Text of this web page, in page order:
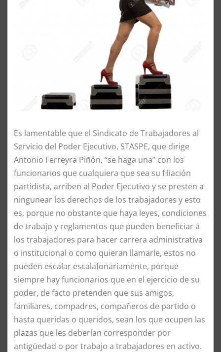
Es lamentable que el Sindicato de Trabajadores al
Servicio del Poder Ejecutivo, STASPE, que dirige
Antonio Ferreyra Piñón, “se haga una” con los
funcionarios que cualquiera que sea su filiación
partidista, arriben al Poder Ejecutivo y se presten a
ningunear los derechos de los trabajadores y esto
es, porque no obstante que haya leyes, condiciones
de trabajo y reglamentos que pueden beneficiar a
los trabajadores para hacer carrera administrativa
o institucional o como quieran llamarle, estos no
pueden escalar escalafonariamente, porque
siempre hay funcionarios que en el ejercicio de su
poder, de facto pretenden que sus amigos,
familiares, compadres, compañeros de partido o
hasta queridas o queridos, sean los que ocupen las
plazas que les deberían corresponder por
antigüedad o por trabajo a trabajadores en activo.